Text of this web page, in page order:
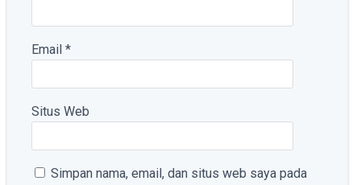
Email *
Situs Web
Simpan nama, email, dan situs web saya pada